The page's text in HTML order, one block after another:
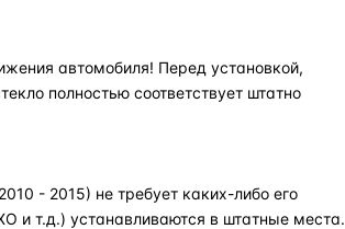
автомобиля! Перед установкой,
полностью соответствует штатно
- 2015) не требует каких-либо его
и т.д.) устанавливаются в штатные места.